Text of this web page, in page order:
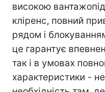
високою
кліренс, повний
рядом і
це гарантує
так і в умовах
характеристики -